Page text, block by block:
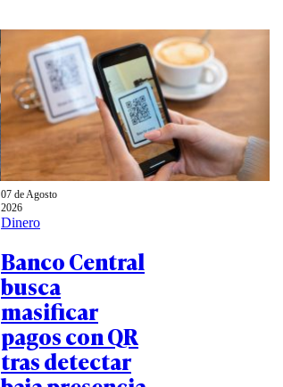
07 de Agosto
2026
Dinero
Banco Central
busca
masificar
pagos con QR
tras detectar